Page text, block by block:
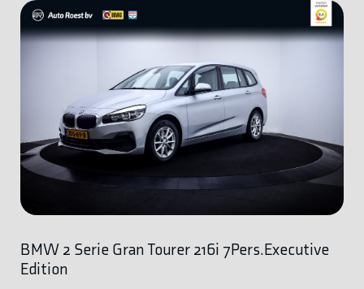
BMW 2 Serie Gran Tourer 216i 7Pers.Executive
Edition